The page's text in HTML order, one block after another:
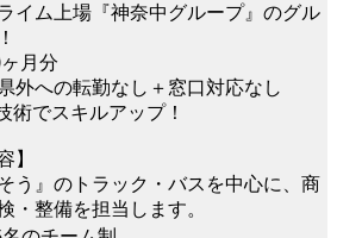
イム上場『神奈中グループ』のグル
月分
外への転勤なし＋窓口対応なし
術でスキルアップ！
】
う』のトラック・バスを中心に、商
・整備を担当します。